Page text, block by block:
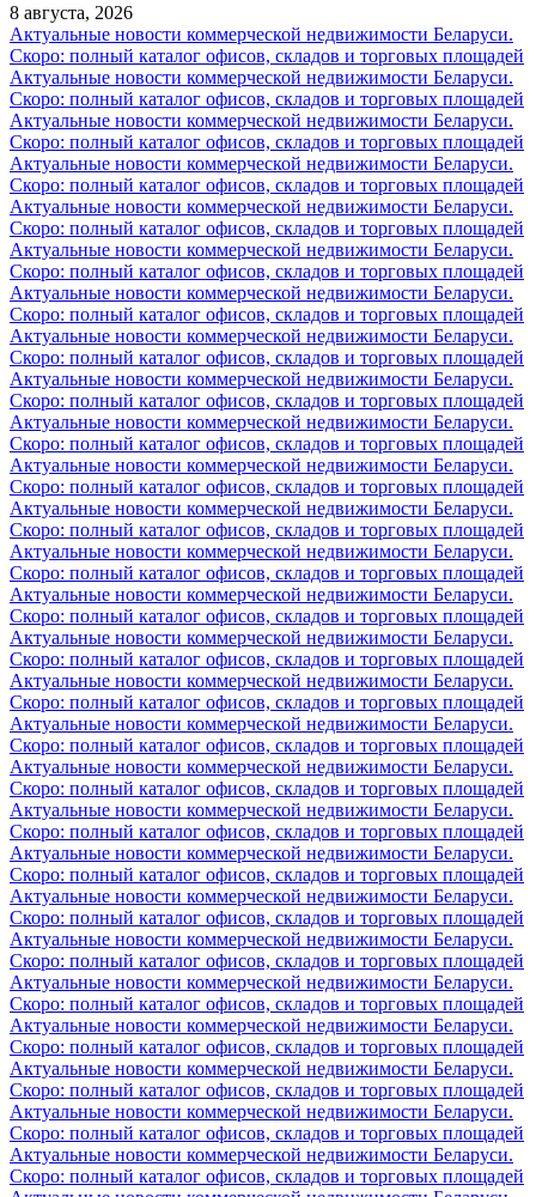
8 августа, 2026
Актуальные новости коммерческой недвижимости Беларуси.
Скоро: полный каталог офисов, складов и торговых площадей
Актуальные новости коммерческой недвижимости Беларуси.
Скоро: полный каталог офисов, складов и торговых площадей
Актуальные новости коммерческой недвижимости Беларуси.
Скоро: полный каталог офисов, складов и торговых площадей
Актуальные новости коммерческой недвижимости Беларуси.
Скоро: полный каталог офисов, складов и торговых площадей
Актуальные новости коммерческой недвижимости Беларуси.
Скоро: полный каталог офисов, складов и торговых площадей
Актуальные новости коммерческой недвижимости Беларуси.
Скоро: полный каталог офисов, складов и торговых площадей
Актуальные новости коммерческой недвижимости Беларуси.
Скоро: полный каталог офисов, складов и торговых площадей
Актуальные новости коммерческой недвижимости Беларуси.
Скоро: полный каталог офисов, складов и торговых площадей
Актуальные новости коммерческой недвижимости Беларуси.
Скоро: полный каталог офисов, складов и торговых площадей
Актуальные новости коммерческой недвижимости Беларуси.
Скоро: полный каталог офисов, складов и торговых площадей
Актуальные новости коммерческой недвижимости Беларуси.
Скоро: полный каталог офисов, складов и торговых площадей
Актуальные новости коммерческой недвижимости Беларуси.
Скоро: полный каталог офисов, складов и торговых площадей
Актуальные новости коммерческой недвижимости Беларуси.
Скоро: полный каталог офисов, складов и торговых площадей
Актуальные новости коммерческой недвижимости Беларуси.
Скоро: полный каталог офисов, складов и торговых площадей
Актуальные новости коммерческой недвижимости Беларуси.
Скоро: полный каталог офисов, складов и торговых площадей
Актуальные новости коммерческой недвижимости Беларуси.
Скоро: полный каталог офисов, складов и торговых площадей
Актуальные новости коммерческой недвижимости Беларуси.
Скоро: полный каталог офисов, складов и торговых площадей
Актуальные новости коммерческой недвижимости Беларуси.
Скоро: полный каталог офисов, складов и торговых площадей
Актуальные новости коммерческой недвижимости Беларуси.
Скоро: полный каталог офисов, складов и торговых площадей
Актуальные новости коммерческой недвижимости Беларуси.
Скоро: полный каталог офисов, складов и торговых площадей
Актуальные новости коммерческой недвижимости Беларуси.
Скоро: полный каталог офисов, складов и торговых площадей
Актуальные новости коммерческой недвижимости Беларуси.
Скоро: полный каталог офисов, складов и торговых площадей
Актуальные новости коммерческой недвижимости Беларуси.
Скоро: полный каталог офисов, складов и торговых площадей
Актуальные новости коммерческой недвижимости Беларуси.
Скоро: полный каталог офисов, складов и торговых площадей
Актуальные новости коммерческой недвижимости Беларуси.
Скоро: полный каталог офисов, складов и торговых площадей
Актуальные новости коммерческой недвижимости Беларуси.
Скоро: полный каталог офисов, складов и торговых площадей
Актуальные новости коммерческой недвижимости Беларуси.
Скоро: полный каталог офисов, складов и торговых площадей